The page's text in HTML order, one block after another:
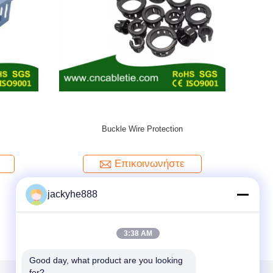
TS-Sprial wrapping band
Επικοινωνήστε
jackyhe888
3:38 AM
Good day, what product are you looking